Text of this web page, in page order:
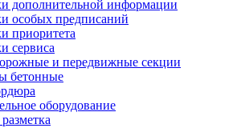
дополнительной информации
особых предписаний
приоритета
сервиса
и передвижные секции
бетонные
оборудование